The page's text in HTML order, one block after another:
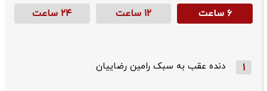
۶ ساعت ۱۲ ساعت ۲۴ ساعت
1 دنده عقب به سبک رامین رضاییان